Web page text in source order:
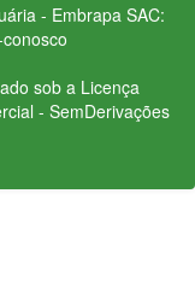
- Embrapa SAC:
sob a Licença
- SemDerivações